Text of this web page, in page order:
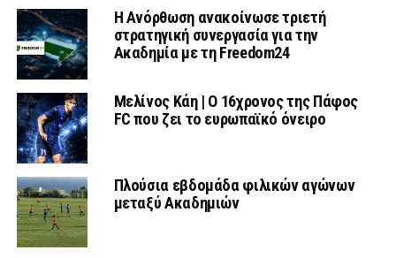
Η Ανόρθωση ανακοίνωσε τριετή
στρατηγική συνεργασία για την
Ακαδημία με τη Freedom24
Μελίνος Κάη | Ο 16χρονος της Πάφος
FC που ζει το ευρωπαϊκό όνειρο
Πλούσια εβδομάδα φιλικών αγώνων
μεταξύ Ακαδημιών